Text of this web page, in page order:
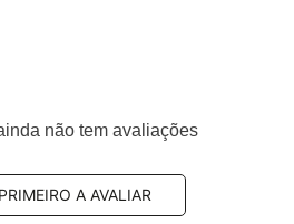
não tem avaliações
A AVALIAR